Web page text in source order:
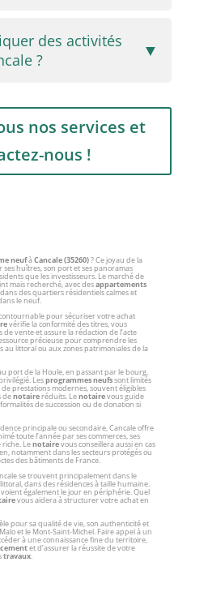
des activités
?
▼
nos services et
nous !
neufàCancale (35260)? Ce joyau de la
huîtres, son port et ses panoramas
que les investisseurs. Le marché de
mais recherché, avec desappartements
des quartiers résidentiels calmes et
le neuf.
pour sécuriser votre achat
vérifie la conformité des titres, vous
vente et assure la rédaction de l’acte
précieuse pour comprendre les
au littoral ou aux zones patrimoniales de la
port de la Houle, en passant par le bourg,
Lesprogrammes neufssont limités
prestations modernes, souvent éligibles
denotaireréduits. Lenotairevous guide
de succession ou de donation si
principale ou secondaire, Cancale offre
toute l’année par ses commerces, ses
riche. Lenotairevous conseillera aussi en cas
notamment dans les secteurs protégés ou
des bâtiments de France.
se trouvent principalement dans le
dans des résidences à taille humaine.
également le jour en périphérie. Quel
vous aidera à structurer votre achat en
pour sa qualité de vie, son authenticité et
et le Mont-Saint-Michel. Faire appel à un
à une connaissance fine du territoire,
et d’assurer la réussite de votre
travaux.